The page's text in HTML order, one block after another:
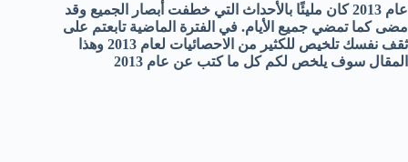
عام 2013 كان مليئًا بالأحداث التي خطفت أبصار الجميع وقد
مضى كما تمضي جميع الأيام. في الفترة الماضية تابعتم على
ثقف نفسك تلخيص للكثير من الاحصائيات لعام 2013 وهذا
المقال سوف يلخص لكم كل ما كتب عن عام 2013